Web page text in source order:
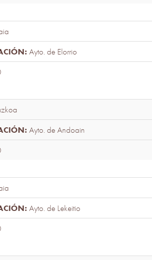
Ayto. de Elorrio
Ayto. de Andoain
Ayto. de Lekeitio